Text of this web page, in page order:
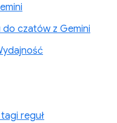
czatów z Gemini
reguł